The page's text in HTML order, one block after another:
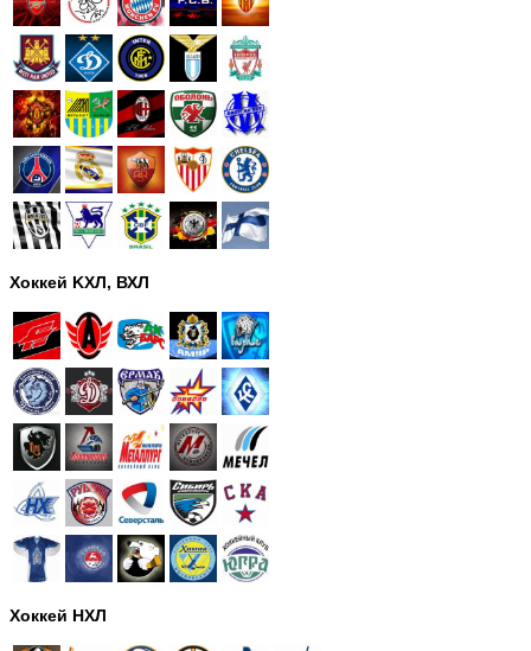
Хоккей KХЛ, ВХЛ
Хоккей НХЛ